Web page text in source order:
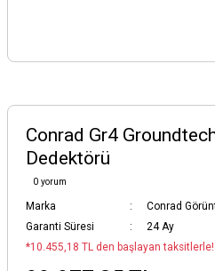
Conrad Gr4
Dedektörü
0 yorum
Marka
Conrad
Garanti Süresi
24 Ay
*10.455,18 TL den başlayan taksitlerle!